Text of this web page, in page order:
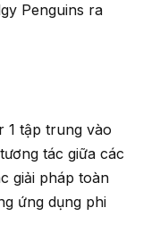
Penguins ra
1 tập trung vào
tác giữa các
giải pháp toàn
ứng dụng phi